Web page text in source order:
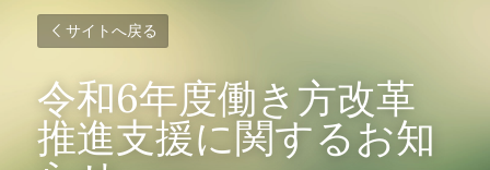
サイトへ戻る
令和6年度働き方改革
推進支援に関するお知